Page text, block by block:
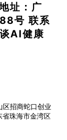
址：广
号 联系
AI健康
区招商蛇口创业
珠海市金湾区